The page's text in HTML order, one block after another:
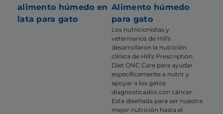
alimento húmedo en
lata para gato
Alimento húmedo
para gato
Los nutricionistas y
veterinarios de Hill's
desarrollaron la nutrición
clínica de Hill's Prescription
Diet ONC Care para ayudar
específicamente a nutrir y
apoyar a los gatos
diagnosticados con cáncer.
Esta diseñada para ser nuestra
mejor nutrición hasta el